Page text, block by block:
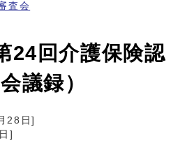
査会
24回介護保険認
議録）
28日]
]